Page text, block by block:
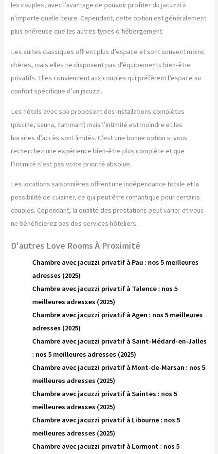
les couples, avec l’avantage de pouvoir profiter du jacuzzi à
n’importe quelle heure. Cependant, cette option est généralement
plus onéreuse que les autres types d’hébergement.
Les suites classiques offrent plus d’espace et sont souvent moins
chères, mais elles ne disposent pas d’équipements bien-être
privatifs. Elles conviennent aux couples qui préfèrent l’espace au
confort spécifique d’un jacuzzi.
Les hôtels avec spa proposent des installations complètes
(piscine, sauna, hammam) mais l’intimité est moindre et les
horaires d’accès sont limités. C’est une bonne option si vous
recherchez une expérience bien-être plus complète et que
l’intimité n’est pas votre priorité absolue.
Les locations saisonnières offrent une indépendance totale et la
possibilité de cuisiner, ce qui peut être romantique pour certains
couples. Cependant, la qualité des prestations peut varier et vous
ne bénéficierez pas des services hôteliers.
D'autres Love Rooms À Proximité
Chambre avec jacuzzi privatif à Pau : nos 5 meilleures
adresses (2025)
Chambre avec jacuzzi privatif à Talence : nos 5
meilleures adresses (2025)
Chambre avec jacuzzi privatif à Agen : nos 5 meilleures
adresses (2025)
Chambre avec jacuzzi privatif à Saint-Médard-en-Jalles
: nos 5 meilleures adresses (2025)
Chambre avec jacuzzi privatif à Mont-de-Marsan : nos 5
meilleures adresses (2025)
Chambre avec jacuzzi privatif à Saintes : nos 5
meilleures adresses (2025)
Chambre avec jacuzzi privatif à Libourne : nos 5
meilleures adresses (2025)
Chambre avec jacuzzi privatif à Lormont : nos 5